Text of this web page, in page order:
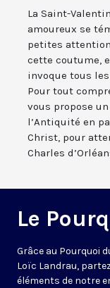
La Saint-
amoureux se
petites
cette coutume,
invoque tous
Pour tout
vous propose
l’Antiquité en
Christ, pour
Charles
Le
Grâce au Pourquoi
Loïc Landrau,
éléments de notre